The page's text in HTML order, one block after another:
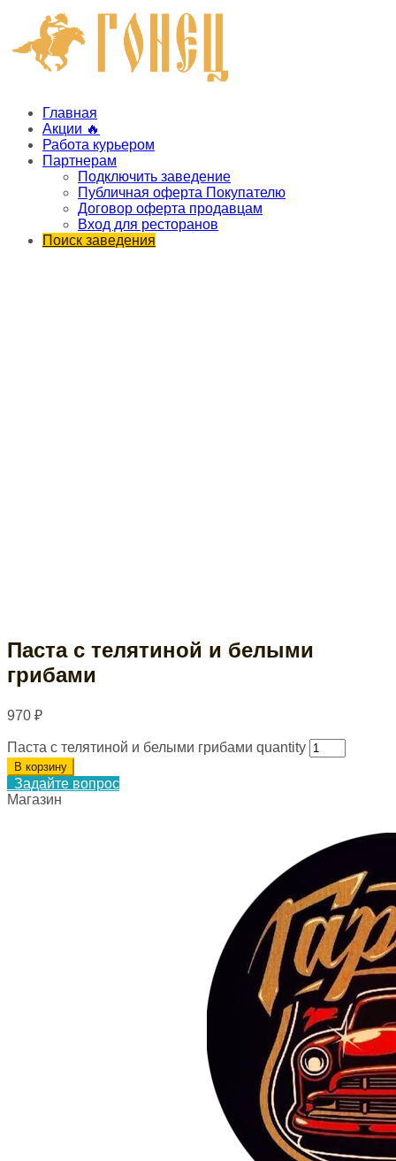
Главная
Акции 🔥
Работа курьером
Партнерам
Подключить заведение
Публичная оферта Покупателю
Договор оферта продавцам
Вход для ресторанов
Поиск заведения
Паста с телятиной и белыми
грибами
970 ₽
Паста с телятиной и белыми грибами quantity
В корзину
Задайте вопрос
Магазин